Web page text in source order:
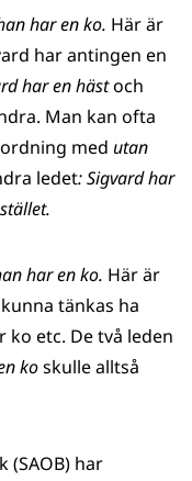
har en ko. Här är
har antingen en
har en hästoch
Man kan ofta
med utan
ledet: Sigvard har
har en ko. Här är
tänkas ha
ko etc. De två leden
koskulle alltså
(SAOB) har